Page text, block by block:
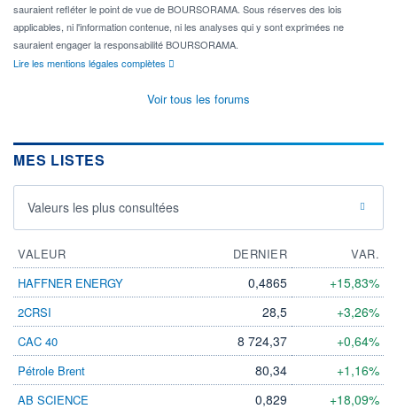
sauraient refléter le point de vue de BOURSORAMA. Sous réserves des lois
applicables, ni l'information contenue, ni les analyses qui y sont exprimées ne
sauraient engager la responsabilité BOURSORAMA.
Lire les mentions légales complètes
Voir tous les forums
MES LISTES
Valeurs les plus consultées
VALEUR DERNIER
VAR.
HAFFNER ENERGY
0,4865 +15,83%
2CRSI 28,5 +3,26%
CAC 40 8 724,37 +0,64%
Pétrole Brent 80,34 +1,16%
AB SCIENCE 0,829 +18,09%